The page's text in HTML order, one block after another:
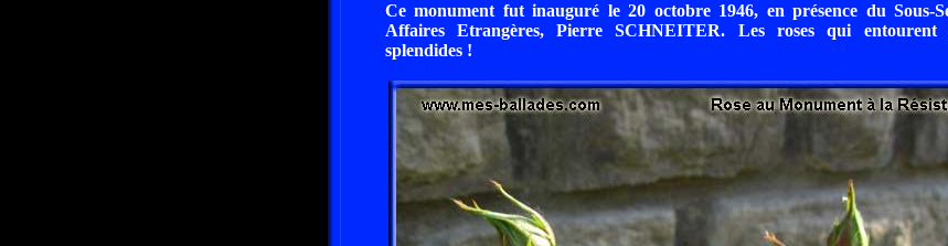
Ce monument fut inauguré le 20 octobre 1946, en présence du Sous-
Affaires Etrangères, Pierre SCHNEITER. Les roses qui entourent
splendides !